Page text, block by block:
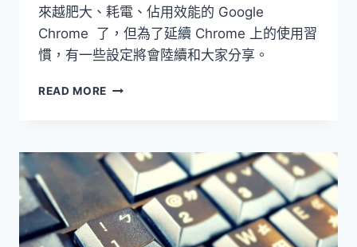
來越肥大、耗電、佔用效能的 Google
Chrome 了，但為了延續 Chrome 上的使用習
慣，有一些設定將會陸續和大家分享。
READ MORE [MICROSOFT
器]
更
改
預
設
搜